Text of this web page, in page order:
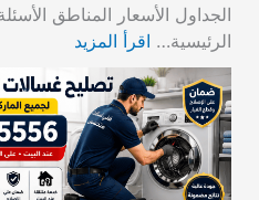
الجداول الأسعار المناطق
الرئيسية… اقرأ المزيد